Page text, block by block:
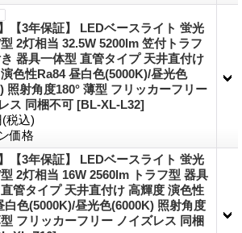
】【3年保証】 LEDベースライト 蛍光
2灯相当 32.5W 5200lm 笠付トラフ
器具一体型 直管タイプ 天井直付け
色性Ra84 昼白色(5000K)/昼光色
照射角度180° 薄型 フリッカーフリー
ス 同梱不可 [BL-XL-L32]
(税込)
価格
】【3年保証】 LEDベースライト 蛍光
2灯相当 16W 2560lm トラフ型 器具
管タイプ 天井直付け 高輝度 演色性
白色(5000K)/昼光色(6000K) 照射角度
型 フリッカーフリー ノイズレス 同梱